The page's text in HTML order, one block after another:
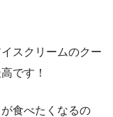
スクリームのクー
です！
食べたくなるの